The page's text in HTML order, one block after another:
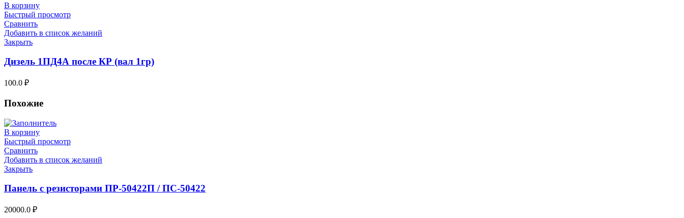
В корзину
Быстрый просмотр
Сравнить
Добавить в список желаний
Закрыть
Дизель 1ПД4А после КР (вал 1гр)
100.0 ₽
Похожие
В корзину
Быстрый просмотр
Сравнить
Добавить в список желаний
Закрыть
Панель с резисторами ПР-50422П / ПС-50422
20000.0 ₽